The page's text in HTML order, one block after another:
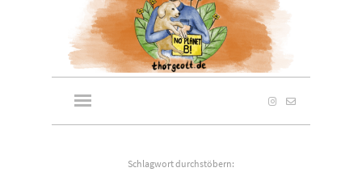
Schlagwort durchstöbern: